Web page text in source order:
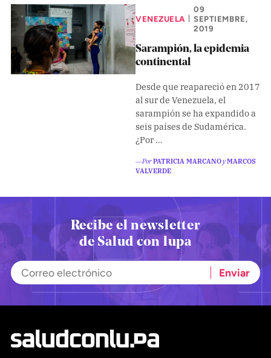
Nosotros
COBERTURAS
Comprueba
Entrevistas
Opinión
Biblioterapia
Cartas y réplicas
APÓYANOS
VENEZUELA
09
SEPTIEMBRE,
2019
Sarampión, la epidemia
continental
Desde que reapareció en 2017
al sur de Venezuela, el
sarampión se ha expandido a
seis países de Sudamérica.
¿Por …
―PorPATRICIA MARCANOyMARCOS
VALVERDE
Recibe el newsletter
de Salud con lupa